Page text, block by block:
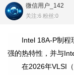
微信用户_142
关注:6 粉丝:0
Intel 18A-P制程
强的热特性，并与
在2026年VLSI